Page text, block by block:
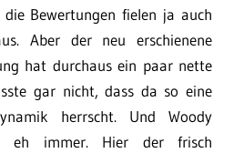
Bewertungen fielen ja auch
Aber der neu erschienene
hat durchaus ein paar nette
gar nicht, dass da so eine
herrscht. Und Woody
eh immer. Hier der frisch